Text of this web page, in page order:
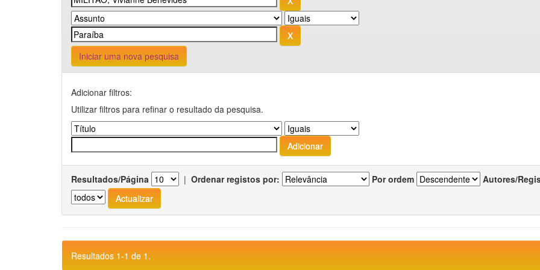
Iniciar uma nova pesquisa
Adicionar filtros:
Utilizar filtros para refinar o resultado da pesquisa.
Resultados/Página | Ordenar registos por: Por ordem Autores/
Resultados 1-1 de 1.